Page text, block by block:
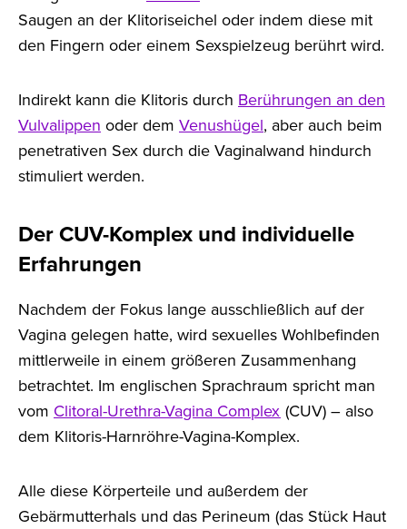
Saugen an der Klitoriseichel oder indem diese mit
den Fingern oder einem Sexspielzeug berührt wird.
Indirekt kann die Klitoris durch Berührungen an den
Vulvalippen oder dem Venushügel, aber auch beim
penetrativen Sex durch die Vaginalwand hindurch
stimuliert werden.
Der CUV-Komplex und individuelle
Erfahrungen
Nachdem der Fokus lange ausschließlich auf der
Vagina gelegen hatte, wird sexuelles Wohlbefinden
mittlerweile in einem größeren Zusammenhang
betrachtet. Im englischen Sprachraum spricht man
vom Clitoral-Urethra-Vagina Complex (CUV) – also
dem Klitoris-Harnröhre-Vagina-Komplex.
Alle diese Körperteile und außerdem der
Gebärmutterhals und das Perineum (das Stück Haut